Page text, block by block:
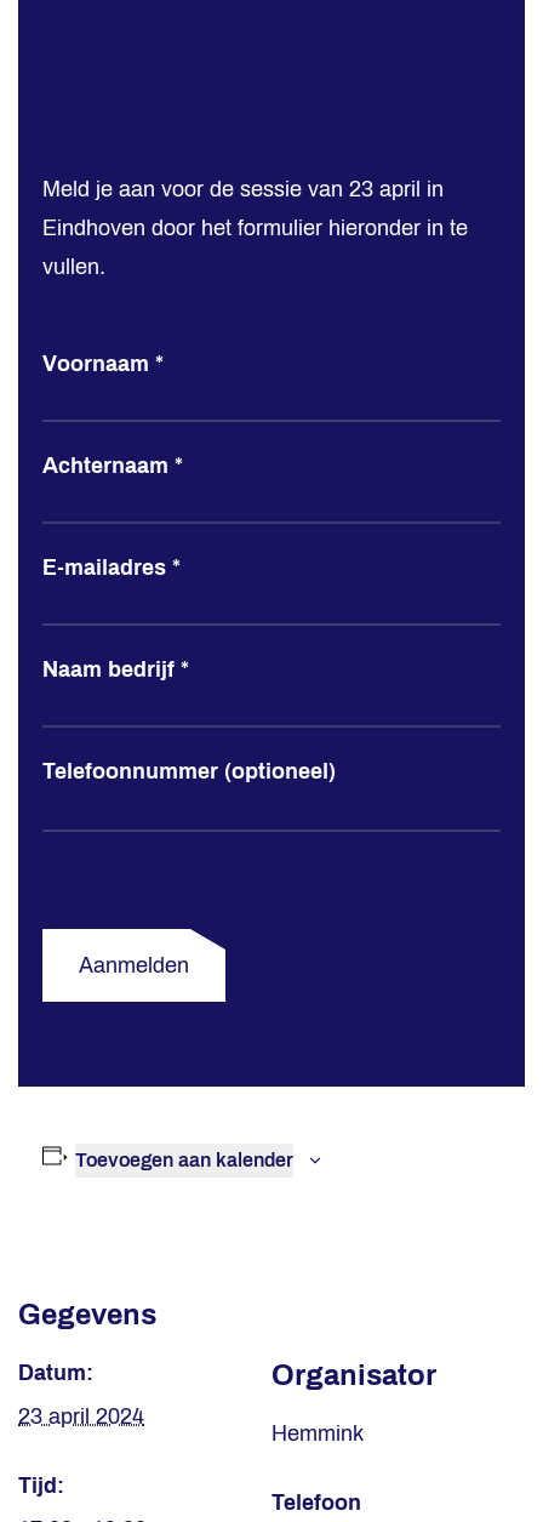
23
april
2024
Meld je aan voor de sessie van 23 april in
Eindhoven door het formulier hieronder in te
vullen.
Voornaam *
Achternaam *
E-mailadres *
Naam bedrijf *
Telefoonnummer (optioneel)
Aanmelden
Toevoegen aan kalender
Gegevens
Datum:
23 april 2024
Tijd:
Organisator
Hemmink
Telefoon